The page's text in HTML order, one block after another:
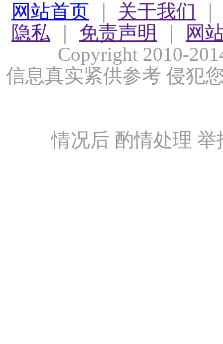
网站首页
关于我们
隐私
免责声明
网
Copyright 2010-
信息真实紧供参考 侵犯
情况后 酌情处理 举